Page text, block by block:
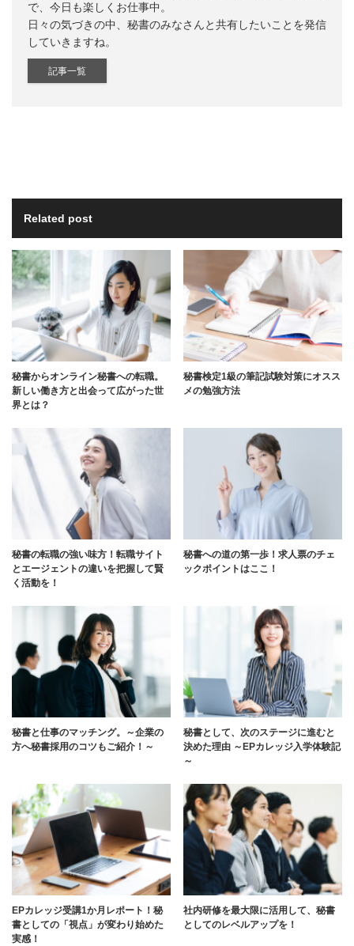
で、今日も楽しくお仕事中。
日々の気づきの中、秘書のみなさんと共有したいことを発信
していきますね。
記事一覧
Related post
秘書からオンライン秘書への転職。
新しい働き方と出会って広がった世
界とは？
秘書検定1級の筆記試験対策にオスス
メの勉強方法
秘書の転職の強い味方！転職サイト
とエージェントの違いを把握して賢
く活動を！
秘書への道の第一歩！求人票のチェ
ックポイントはここ！
秘書と仕事のマッチング。～企業の
方へ秘書採用のコツもご紹介！～
秘書として、次のステージに進むと
決めた理由 ～EPカレッジ入学体験記
～
EPカレッジ受講1か月レポート！秘
書としての「視点」が変わり始めた
実感！
社内研修を最大限に活用して、秘書
としてのレベルアップを！